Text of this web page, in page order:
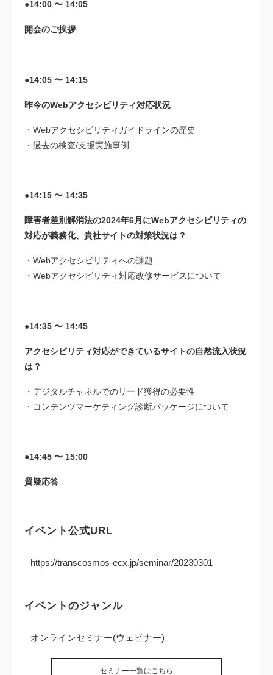
●14:00 〜 14:05
開会のご挨拶
●14:05 〜 14:15
昨今のWebアクセシビリティ対応状況
・Webアクセシビリティガイドラインの歴史
・過去の検査/支援実施事例
●14:15 〜 14:35
障害者差別解消法の2024年6月にWebアクセシビリティの
対応が義務化、貴社サイトの対策状況は？
・Webアクセシビリティへの課題
・Webアクセシビリティ対応改修サービスについて
●14:35 〜 14:45
アクセシビリティ対応ができているサイトの自然流入状況
は？
・デジタルチャネルでのリード獲得の必要性
・コンテンツマーケティング診断パッケージについて
●14:45 〜 15:00
質疑応答
イベント公式URL
https://transcosmos-ecx.jp/seminar/20230301
イベントのジャンル
オンラインセミナー(ウェビナー)
セミナー一覧はこちら